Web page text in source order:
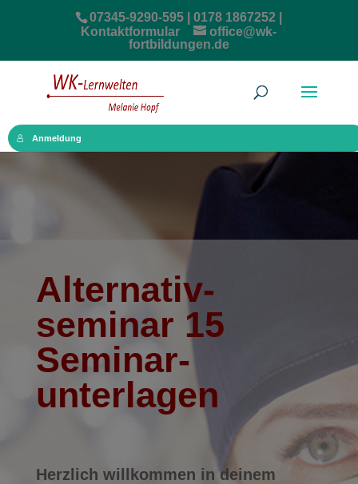
07345-9290-595 | 0178 1867252 |
Kontaktformular
office@wk-
fortbildungen.de
Anmeldung
Alternativ­­
seminar 15
Seminar­
unterlagen
Herzlich willkommen in deinem